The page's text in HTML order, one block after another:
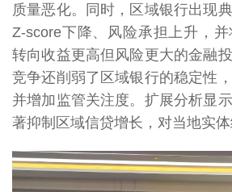
质量恶化。同时，区域银行出现
Z-score下降、风险承担上升，
转向收益更高但风险更大的金融
竞争还削弱了区域银行的稳定性
并增加监管关注度。扩展分析显
著抑制区域信贷增长，对当地实体